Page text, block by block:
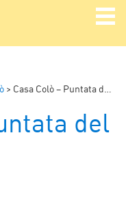
> Casa Colò – Puntata del 7 marzo 2016
del